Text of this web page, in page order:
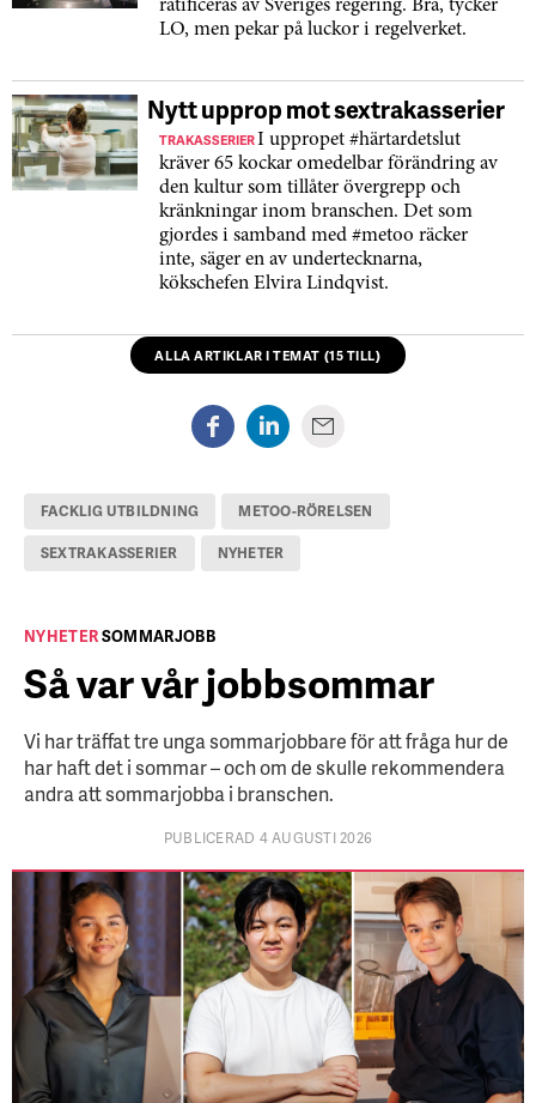
ratificeras av Sveriges regering. Bra, tycker
LO, men pekar på luckor i regelverket.
Nytt upprop mot sextrakasserier
TRAKASSERIERI uppropet #härtardetslut
kräver 65 kockar omedelbar förändring av
den kultur som tillåter övergrepp och
kränkningar inom branschen. Det som
gjordes i samband med #metoo räcker
inte, säger en av undertecknarna,
kökschefen Elvira Lindqvist.
ALLA ARTIKLAR I TEMAT (15 TILL)
FACKLIG UTBILDNING METOO-RÖRELSEN
SEXTRAKASSERIER NYHETER
NYHETERSOMMARJOBB
Så var vår jobbsommar
Vi har träffat tre unga sommarjobbare för att fråga hur de
har haft det i sommar – och om de skulle rekommendera
andra att sommarjobba i branschen.
PUBLICERAD 4 AUGUSTI 2026